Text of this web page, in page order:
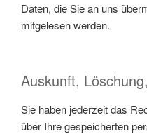
Daten, die Sie an uns
mitgelesen werden.
Auskunft,
Sie haben jederzeit das
über Ihre gespeicherten